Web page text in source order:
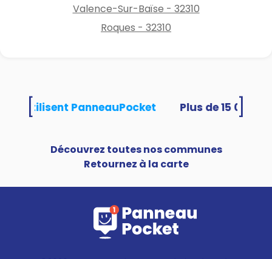
Valence-Sur-Baïse - 32310
Roques - 32310
utilisent PanneauPocket
Découvrez toutes nos communes
Retournez à la carte